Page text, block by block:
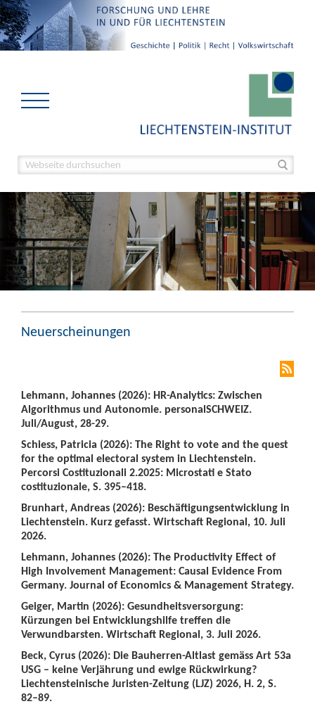
Neuerscheinungen
Lehmann, Johannes (2026): HR-Analytics: Zwischen
Algorithmus und Autonomie. personalSCHWEIZ.
Juli/August, 28-29.
Schiess, Patricia (2026): The Right to vote and the quest
for the optimal electoral system in Liechtenstein.
Percorsi Costituzionali 2.2025: Microstati e Stato
costituzionale, S. 395–418.
Brunhart, Andreas (2026): Beschäftigungsentwicklung in
Liechtenstein. Kurz gefasst. Wirtschaft Regional, 10. Juli
2026.
Lehmann, Johannes (2026): The Productivity Effect of
High Involvement Management: Causal Evidence From
Germany. Journal of Economics & Management Strategy.
Geiger, Martin (2026): Gesundheitsversorgung:
Kürzungen bei Entwicklungshilfe treffen die
Verwundbarsten. Wirtschaft Regional, 3. Juli 2026.
Beck, Cyrus (2026): Die Bauherren-Altlast gemäss Art 53a
USG – keine Verjährung und ewige Rückwirkung?
Liechtensteinische Juristen-Zeitung (LJZ) 2026, H. 2, S.
82–89.